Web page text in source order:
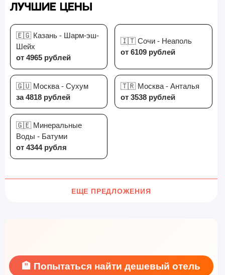
Лучшие цены
🇪🇬 Казань - Шарм-эш-
Шейх
от 4965 рублей
🇮🇹 Сочи - Неаполь
от 6109 рублей
🇬🇺 Москва - Сухум
за 4818 рублей
🇹🇷 Москва - Анталья
от 3538 рублей
🇬🇪 Минеральные
Воды - Батуми
от 4344 рубля
ЕЩЕ ПРЕДЛОЖЕНИЯ
🏨 Попытаться найти дешевый отель